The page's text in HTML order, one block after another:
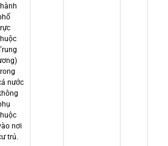
nước
nơi
trú.